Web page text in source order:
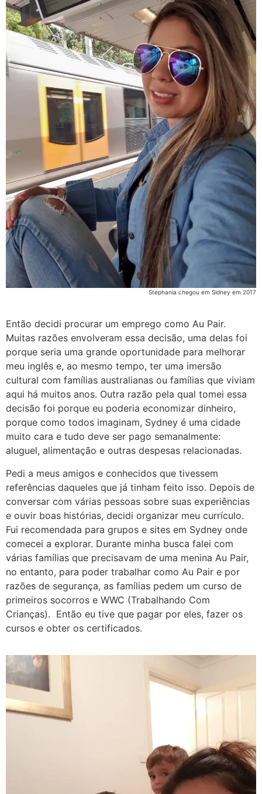
Stephania chegou em Sidney em 2017
Então decidi procurar um emprego como Au Pair.
Muitas razões envolveram essa decisão, uma delas foi
porque seria uma grande oportunidade para melhorar
meu inglês e, ao mesmo tempo, ter uma imersão
cultural com famílias australianas ou famílias que viviam
aqui há muitos anos. Outra razão pela qual tomei essa
decisão foi porque eu poderia economizar dinheiro,
porque como todos imaginam, Sydney é uma cidade
muito cara e tudo deve ser pago semanalmente:
aluguel, alimentação e outras despesas relacionadas.
Pedi a meus amigos e conhecidos que tivessem
referências daqueles que já tinham feito isso. Depois de
conversar com várias pessoas sobre suas experiências
e ouvir boas histórias, decidi organizar meu currículo.
Fui recomendada para grupos e sites em Sydney onde
comecei a explorar. Durante minha busca falei com
várias famílias que precisavam de uma menina Au Pair,
no entanto, para poder trabalhar como Au Pair e por
razões de segurança, as famílias pedem um curso de
primeiros socorros e WWC (Trabalhando Com
Crianças). Então eu tive que pagar por eles, fazer os
cursos e obter os certificados.